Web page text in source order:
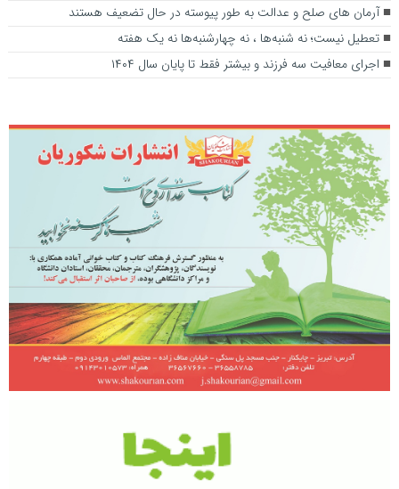
آرمان های صلح و عدالت به طور پیوسته در حال تضعیف هستند
تعطیل نیست؛ نه شنبه‌ها ، نه چهارشنبه‌ها نه یک هفته
اجرای معافیت سه فرزند و بیشتر فقط تا پایان سال ۱۴۰۴